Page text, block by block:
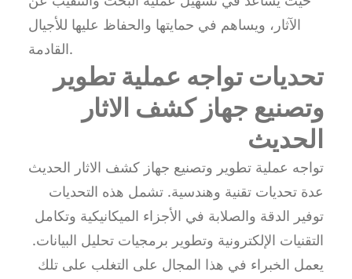
الآثار، ويساهم في حمايتها والحفاظ عليها للأجيال
القادمة.
تحديات تواجه عملية تطوير
وتصنيع جهاز كشف الاثار
الحديث
تواجه عملية تطوير وتصنيع جهاز كشف الاثار الحديث
عدة تحديات تقنية وهندسية. تشمل هذه التحديات
توفير الدقة والصلابة في الأجزاء الميكانيكية وتكامل
التقنيات الإلكترونية وتطوير برمجيات تحليل البيانات.
يعمل الخبراء في هذا المجال على التغلب على تلك